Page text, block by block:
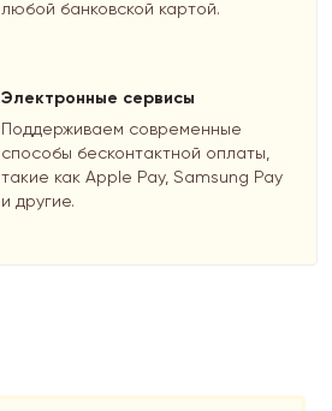
любой банковской картой.
Электронные сервисы
Поддерживаем современные
способы бесконтактной оплаты,
такие как Apple Pay, Samsung Pay
и другие.